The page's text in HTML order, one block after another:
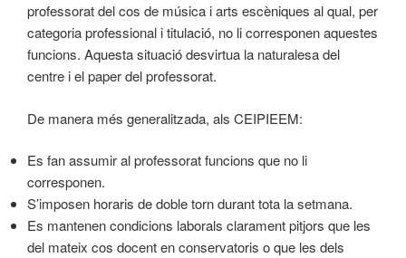
professorat del cos de música i arts escèniques al qual, per
categoria professional i titulació, no li corresponen aquestes
funcions. Aquesta situació desvirtua la naturalesa del
centre i el paper del professorat.
De manera més generalitzada, als CEIPIEEM:
Es fan assumir al professorat funcions que no li
corresponen.
S’imposen horaris de doble torn durant tota la setmana.
Es mantenen condicions laborals clarament pitjors que les
del mateix cos docent en conservatoris o que les dels